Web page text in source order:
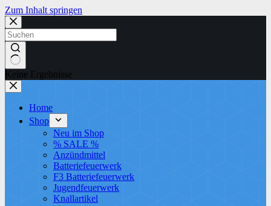
Zum Inhalt springen
Keine Ergebnisse
Home
Shop
Neu im Shop
% SALE %
Anzündmittel
Batteriefeuerwerk
F3 Batteriefeuerwerk
Jugendfeuerwerk​
Knallartikel